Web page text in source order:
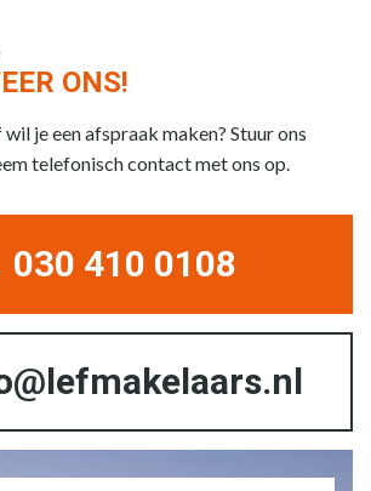
ONS!
je een afspraak maken? Stuur ons
telefonisch contact met ons op.
030 410 0108